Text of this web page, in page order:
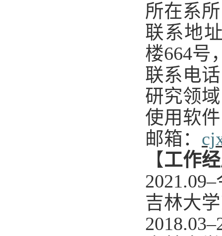
所在系
联系地
楼664号
联系电
研究领
使用软
邮箱：
【工作
2021.09–
吉林大
2018.03–